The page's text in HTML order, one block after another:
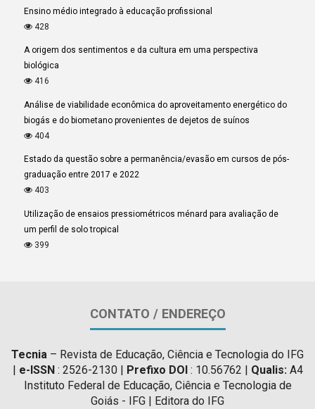
Ensino médio integrado à educação profissional
428
A origem dos sentimentos e da cultura em uma perspectiva
biológica
416
Análise de viabilidade econômica do aproveitamento energético do
biogás e do biometano provenientes de dejetos de suínos
404
Estado da questão sobre a permanência/evasão em cursos de pós-
graduação entre 2017 e 2022
403
Utilização de ensaios pressiométricos ménard para avaliação de
um perfil de solo tropical
399
CONTATO / ENDEREÇO
Tecnia – Revista de Educação, Ciência e Tecnologia do IFG
| e-ISSN: 2526-2130 | Prefixo DOI: 10.56762 | Qualis:A4
Instituto Federal de Educação, Ciência e Tecnologia de
Goiás - IFG | Editora do IFG